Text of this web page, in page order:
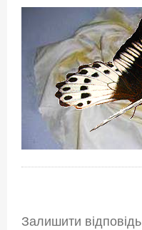
Залишити відповідь